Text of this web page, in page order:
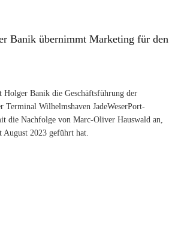
Banik übernimmt Marketing für den
Banik die Geschäftsführung der
Terminal Wilhelmshaven JadeWeserPort-
die Nachfolge von Marc-Oliver Hauswald an,
August 2023 geführt hat.